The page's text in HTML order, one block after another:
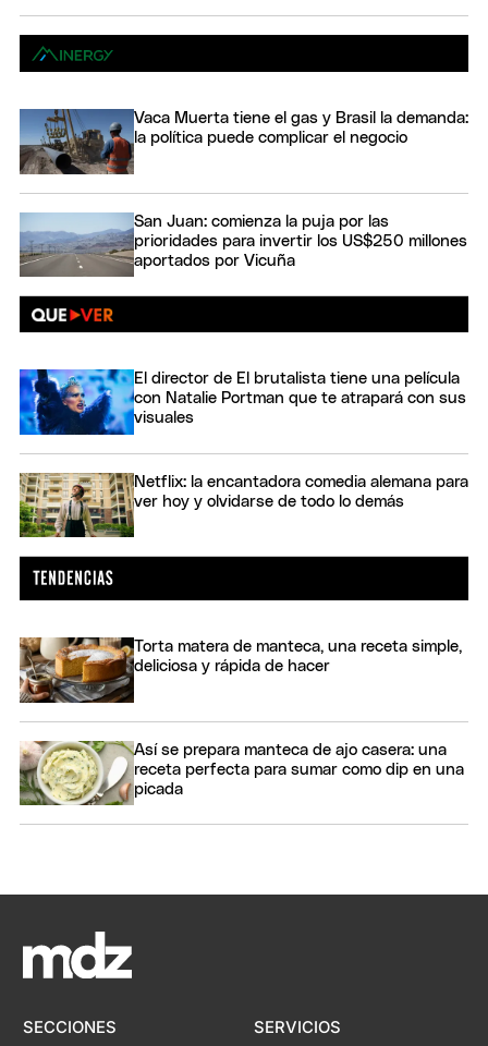
Vaca Muerta tiene el gas y Brasil la demanda:
la política puede complicar el negocio
San Juan: comienza la puja por las
prioridades para invertir los US$250 millones
aportados por Vicuña
El director de El brutalista tiene una película
con Natalie Portman que te atrapará con sus
visuales
Netflix: la encantadora comedia alemana para
ver hoy y olvidarse de todo lo demás
Torta matera de manteca, una receta simple,
deliciosa y rápida de hacer
Así se prepara manteca de ajo casera: una
receta perfecta para sumar como dip en una
picada
SECCIONES SERVICIOS